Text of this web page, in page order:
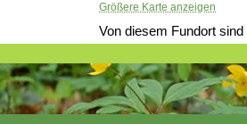
Größere Karte anzeigen
Von diesem Fundort